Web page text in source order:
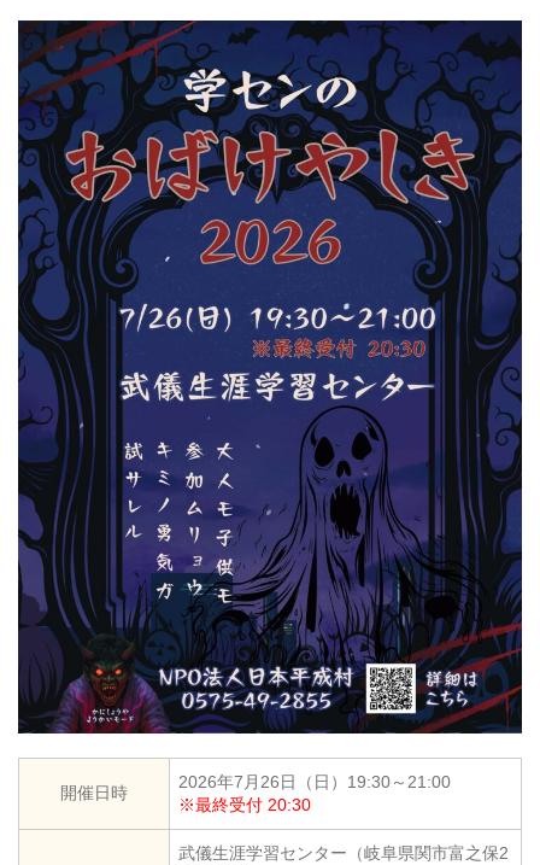
開催日時
2026年7月26日（日）19:30～21:00
※最終受付 20:30
武儀生涯学習センター（岐阜県関市富之保2